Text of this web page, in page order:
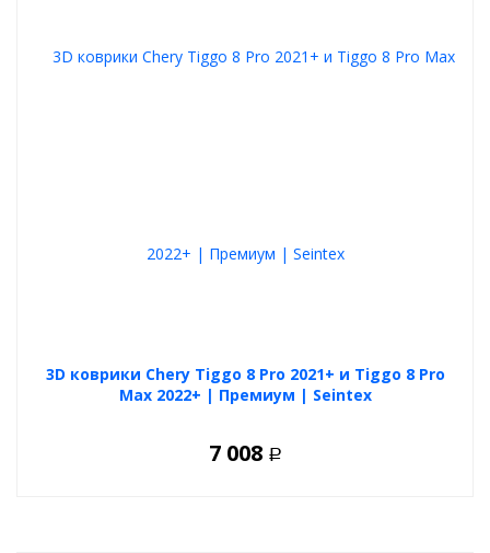
3D коврики Chery Tiggo 8 Pro 2021+ и Tiggo 8 Pro
Max 2022+ | Премиум | Seintex
7 008 Р